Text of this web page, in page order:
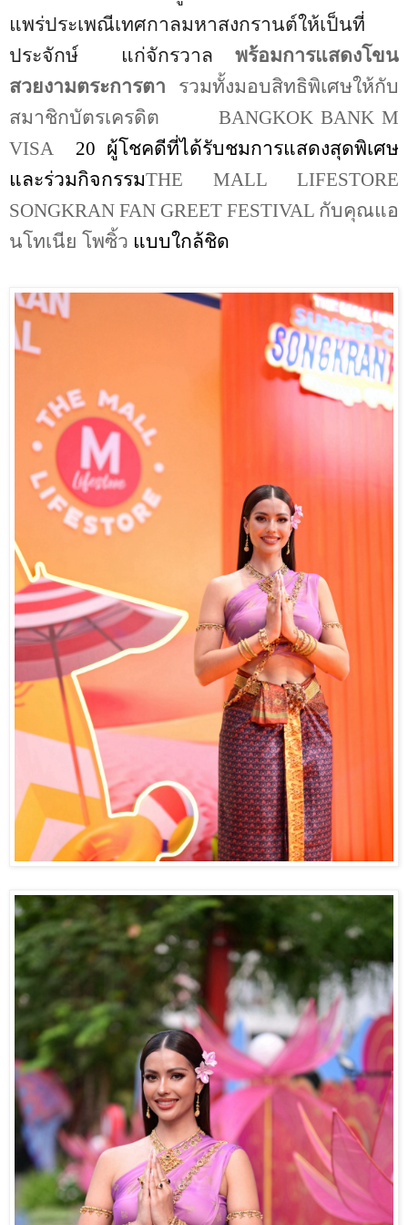
แพร่ประเพณีเทศกาลมหาสงกรานต์ให้เป็นที่
ประจักษ์
แก่จักรวาล
พร้อมการแสดงโขน
สวยงามตระการตา
รวมทั้งมอบสิทธิพิเศษให้กับ
สมาชิกบัตรเครดิต
BANGKOK BANK M
VISA
20 ผู้โชคดีที่ได้รับชมการแสดงสุดพิเศษ
และร่วมกิจกรรมTHE MALL LIFESTORE
SONGKRAN FAN GREET FESTIVAL กับคุณแอ
นโทเนีย โพซิ้ว แบบใกล้ชิด